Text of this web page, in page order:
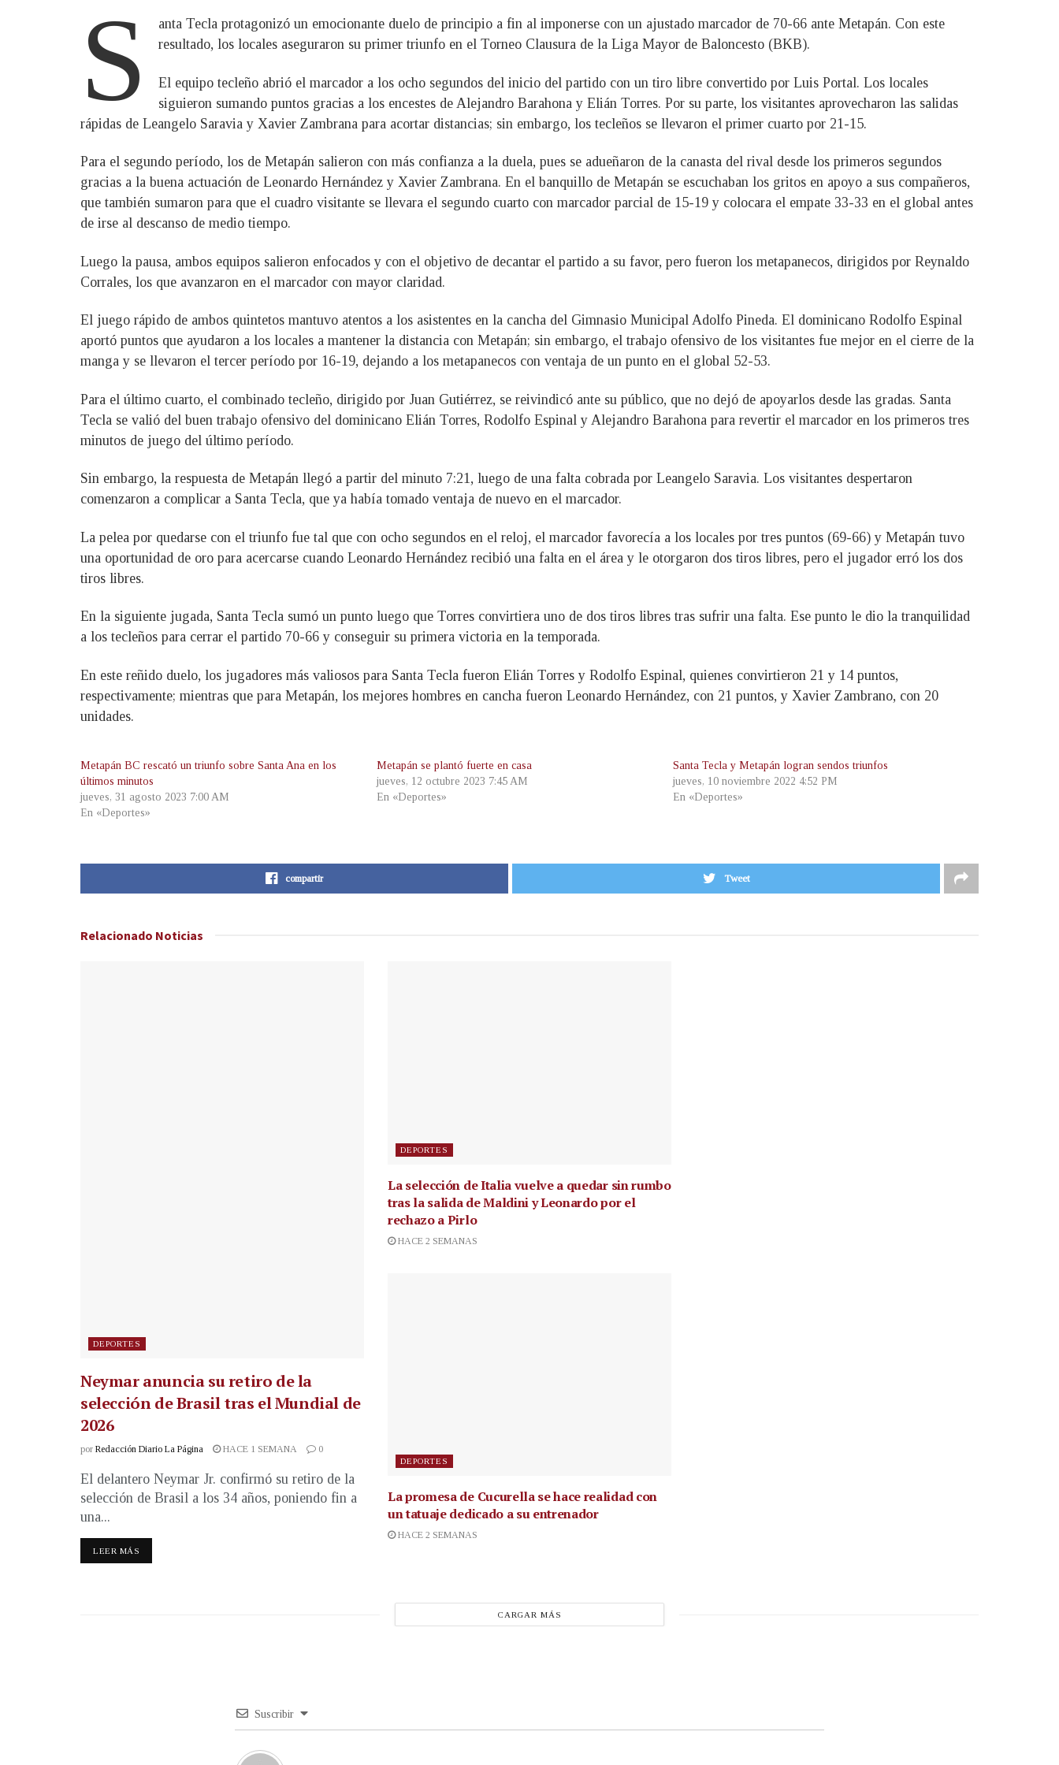
S
anta Tecla protagonizó un emocionante duelo de principio a fin al imponerse con un ajustado marcador de 70-66 ante Metapán. Con este
resultado, los locales aseguraron su primer triunfo en el Torneo Clausura de la Liga Mayor de Baloncesto (BKB).
El equipo tecleño abrió el marcador a los ocho segundos del inicio del partido con un tiro libre convertido por Luis Portal. Los locales
siguieron sumando puntos gracias a los encestes de Alejandro Barahona y Elián Torres. Por su parte, los visitantes aprovecharon las salidas
rápidas de Leangelo Saravia y Xavier Zambrana para acortar distancias; sin embargo, los tecleños se llevaron el primer cuarto por 21-15.
Para el segundo período, los de Metapán salieron con más confianza a la duela, pues se adueñaron de la canasta del rival desde los primeros segundos
gracias a la buena actuación de Leonardo Hernández y Xavier Zambrana. En el banquillo de Metapán se escuchaban los gritos en apoyo a sus compañeros,
que también sumaron para que el cuadro visitante se llevara el segundo cuarto con marcador parcial de 15-19 y colocara el empate 33-33 en el global antes
de irse al descanso de medio tiempo.
Luego la pausa, ambos equipos salieron enfocados y con el objetivo de decantar el partido a su favor, pero fueron los metapanecos, dirigidos por Reynaldo
Corrales, los que avanzaron en el marcador con mayor claridad.
El juego rápido de ambos quintetos mantuvo atentos a los asistentes en la cancha del Gimnasio Municipal Adolfo Pineda. El dominicano Rodolfo Espinal
aportó puntos que ayudaron a los locales a mantener la distancia con Metapán; sin embargo, el trabajo ofensivo de los visitantes fue mejor en el cierre de la
manga y se llevaron el tercer período por 16-19, dejando a los metapanecos con ventaja de un punto en el global 52-53.
Para el último cuarto, el combinado tecleño, dirigido por Juan Gutiérrez, se reivindicó ante su público, que no dejó de apoyarlos desde las gradas. Santa
Tecla se valió del buen trabajo ofensivo del dominicano Elián Torres, Rodolfo Espinal y Alejandro Barahona para revertir el marcador en los primeros tres
minutos de juego del último período.
Sin embargo, la respuesta de Metapán llegó a partir del minuto 7:21, luego de una falta cobrada por Leangelo Saravia. Los visitantes despertaron
comenzaron a complicar a Santa Tecla, que ya había tomado ventaja de nuevo en el marcador.
La pelea por quedarse con el triunfo fue tal que con ocho segundos en el reloj, el marcador favorecía a los locales por tres puntos (69-66) y Metapán tuvo
una oportunidad de oro para acercarse cuando Leonardo Hernández recibió una falta en el área y le otorgaron dos tiros libres, pero el jugador erró los dos
tiros libres.
En la siguiente jugada, Santa Tecla sumó un punto luego que Torres convirtiera uno de dos tiros libres tras sufrir una falta. Ese punto le dio la tranquilidad
a los tecleños para cerrar el partido 70-66 y conseguir su primera victoria en la temporada.
En este reñido duelo, los jugadores más valiosos para Santa Tecla fueron Elián Torres y Rodolfo Espinal, quienes convirtieron 21 y 14 puntos,
respectivamente; mientras que para Metapán, los mejores hombres en cancha fueron Leonardo Hernández, con 21 puntos, y Xavier Zambrano, con 20
unidades.
Metapán BC rescató un triunfo sobre Santa Ana en los
últimos minutos
jueves, 31 agosto 2023 7:00 AM
En «Deportes»
Metapán se plantó fuerte en casa
jueves, 12 octubre 2023 7:45 AM
En «Deportes»
Santa Tecla y Metapán logran sendos triunfos
jueves, 10 noviembre 2022 4:52 PM
En «Deportes»
compartir Tweet
Relacionado Noticias
DEPORTES
Neymar anuncia su retiro de la
selección de Brasil tras el Mundial de
2026
por Redacción Diario La Página HACE 1 SEMANA 0
El delantero Neymar Jr. confirmó su retiro de la
selección de Brasil a los 34 años, poniendo fin a
una...
LEER MÁS
DEPORTES
La selección de Italia vuelve a quedar sin rumbo
tras la salida de Maldini y Leonardo por el
rechazo a Pirlo
HACE 2 SEMANAS
DEPORTES
La promesa de Cucurella se hace realidad con
un tatuaje dedicado a su entrenador
HACE 2 SEMANAS
CARGAR MÁS
Suscribir